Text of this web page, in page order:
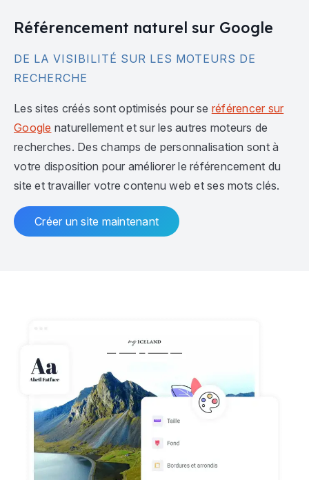
Référencement naturel sur Google
DE LA VISIBILITÉ SUR LES MOTEURS DE
RECHERCHE
Les sites créés sont optimisés pour se référencer sur
Google naturellement et sur les autres moteurs de
recherches. Des champs de personnalisation sont à
votre disposition pour améliorer le référencement du
site et travailler votre contenu web et ses mots clés.
Créer un site maintenant